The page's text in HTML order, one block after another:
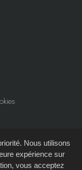
Nous utilisons
expérience sur
vous acceptez